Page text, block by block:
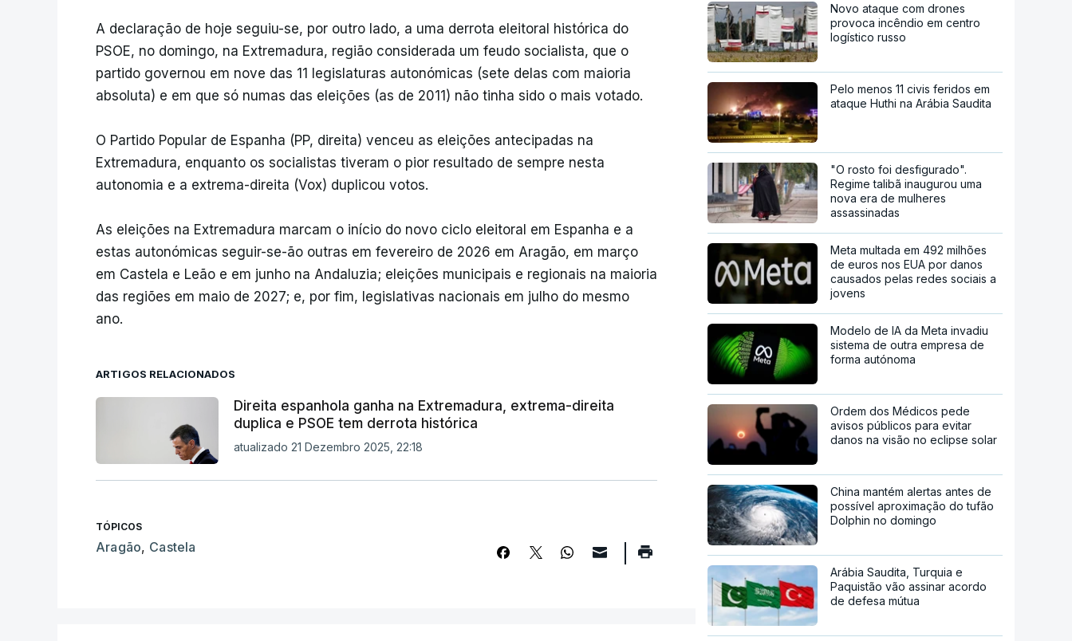
A declaração de hoje seguiu-se, por outro lado, a uma derrota eleitoral histórica do
PSOE, no domingo, na Extremadura, região considerada um feudo socialista, que o
partido governou em nove das 11 legislaturas autonómicas (sete delas com maioria
absoluta) e em que só numas das eleições (as de 2011) não tinha sido o mais votado.
O Partido Popular de Espanha (PP, direita) venceu as eleições antecipadas na
Extremadura, enquanto os socialistas tiveram o pior resultado de sempre nesta
autonomia e a extrema-direita (Vox) duplicou votos.
As eleições na Extremadura marcam o início do novo ciclo eleitoral em Espanha e a
estas autonómicas seguir-se-ão outras em fevereiro de 2026 em Aragão, em março
em Castela e Leão e em junho na Andaluzia; eleições municipais e regionais na maioria
das regiões em maio de 2027; e, por fim, legislativas nacionais em julho do mesmo
ano.
ARTIGOS RELACIONADOS
Direita espanhola ganha na Extremadura, extrema-direita
duplica e PSOE tem derrota histórica
atualizado 21 Dezembro 2025, 22:18
TÓPICOS
Aragão, Castela
Novo ataque com drones
provoca incêndio em centro
logístico russo
Pelo menos 11 civis feridos em
ataque Huthi na Arábia Saudita
"O rosto foi desfigurado".
Regime talibã inaugurou uma
nova era de mulheres
assassinadas
Meta multada em 492 milhões
de euros nos EUA por danos
causados pelas redes sociais a
jovens
Modelo de IA da Meta invadiu
sistema de outra empresa de
forma autónoma
Ordem dos Médicos pede
avisos públicos para evitar
danos na visão no eclipse solar
China mantém alertas antes de
possível aproximação do tufão
Dolphin no domingo
Arábia Saudita, Turquia e
Paquistão vão assinar acordo
de defesa mútua